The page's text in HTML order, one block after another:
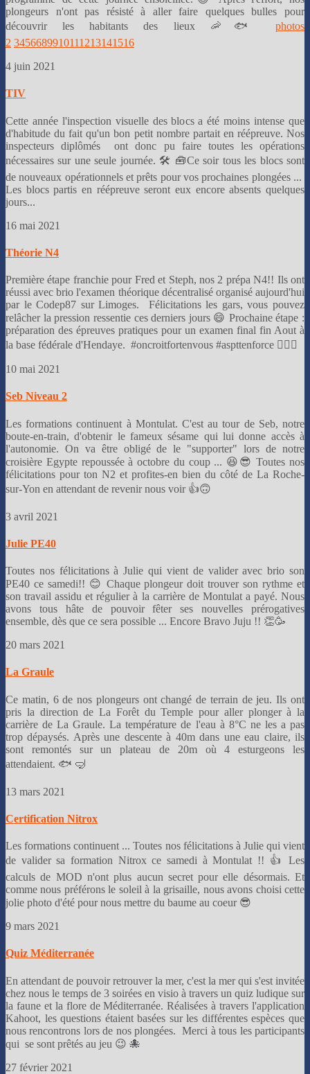
plongeurs n'ont pas résisté à aller faire quelques bulles pour
découvrir les habitants des lieux 🦐🐟 photos
2 3456689910111213141516
4 juin 2021
TIV
Cette année l'inspection visuelle des blocs a été moins intense que
d'habitude du fait qu'un bon petit nombre partait en réépreuve. Nos
inspecteurs diplômés ont donc pu faire toutes les opérations
nécessaires sur une seule journée. 🛠 🧰Ce soir tous les blocs sont
de nouveaux opérationnels et prêts pour vos prochaines plongées ...
Les blocs partis en réépreuve seront eux encore absents quelques
jours...
16 mai 2021
Théorie N4
Première étape franchie pour Fred et Steph, nos 2 prépa N4!! Ils ont
réussi avec brio l'examen théorique décentralisé organisé aujourd'hui
par le Codep87 sur Limoges. Félicitations les gars, vous pouvez
relâcher la pression ressentie ces derniers jours 😄 Prochaine étape :
préparation des épreuves pratiques pour un examen final fin Aout à
la base fédérale d'Hendaye. #oncroitfortenvous #aspttenforce 🏊‍♀🤿
10 mai 2021
Seb Niveau 2
Les formations continuent à Montulat. C'est au tour de Seb, notre
boute-en-train, d'obtenir le fameux sésame qui lui donne accès à
l'autonomie. On va être obligé de le "supporter" lors de notre
croisière Egypte repoussée à octobre du coup ... 😆😎 Toutes nos
félicitations pour ton N2 et profites-en bien du côté de La Roche-
sur-Yon en attendant de revenir nous voir 👍🙃
3 avril 2021
Julie PE40
Toutes nos félicitations à Julie qui vient de valider avec brio son
PE40 ce samedi!! 😊 Chaque plongeur doit trouver son rythme et
son travail assidu et régulier à la carrière de Montulat a payé. Nous
avons tous hâte de pouvoir fêter ses nouvelles prérogatives
ensemble, dès que ce sera possible ... Encore Bravo Juju !! 👏🥳
20 mars 2021
La Graule
Ce matin, 6 de nos plongeurs ont changé de terrain de jeu. Ils ont
pris la direction de La Forêt du Temple pour aller plonger à la
carrière de La Graule. La température de l'eau à 8°C ne les a pas
trop dépaysés. Après une descente à 40m dans une eau claire, ils
sont remontés sur un plateau de 20m où 4 esturgeons les
attendaient. 🐟 🤿
13 mars 2021
Certification Nitrox
Les formations continuent ... Toutes nos félicitations à Julie qui vient
de valider sa formation Nitrox ce samedi à Montulat !! 👍 Les
calculs de MOD n'ont plus aucun secret pour elle désormais. Et
comme nous préférons le soleil à la grisaille, nous avons choisi cette
jolie photo d'été pour nous mettre du baume au coeur 😎
9 mars 2021
Quiz Méditerranée
En attendant de pouvoir retrouver la mer, c'est la mer qui s'est invitée
chez nous le temps de 3 soirées en visio à travers un quiz ludique sur
la faune et la flore de Méditerranée. Réalisées à travers l'application
Kahoot, les questions étaient basées sur les différentes espèces que
nous rencontrons lors de nos plongées. Merci à tous les participants
qui se sont prêtés au jeu 😉 🐙
27 février 2021